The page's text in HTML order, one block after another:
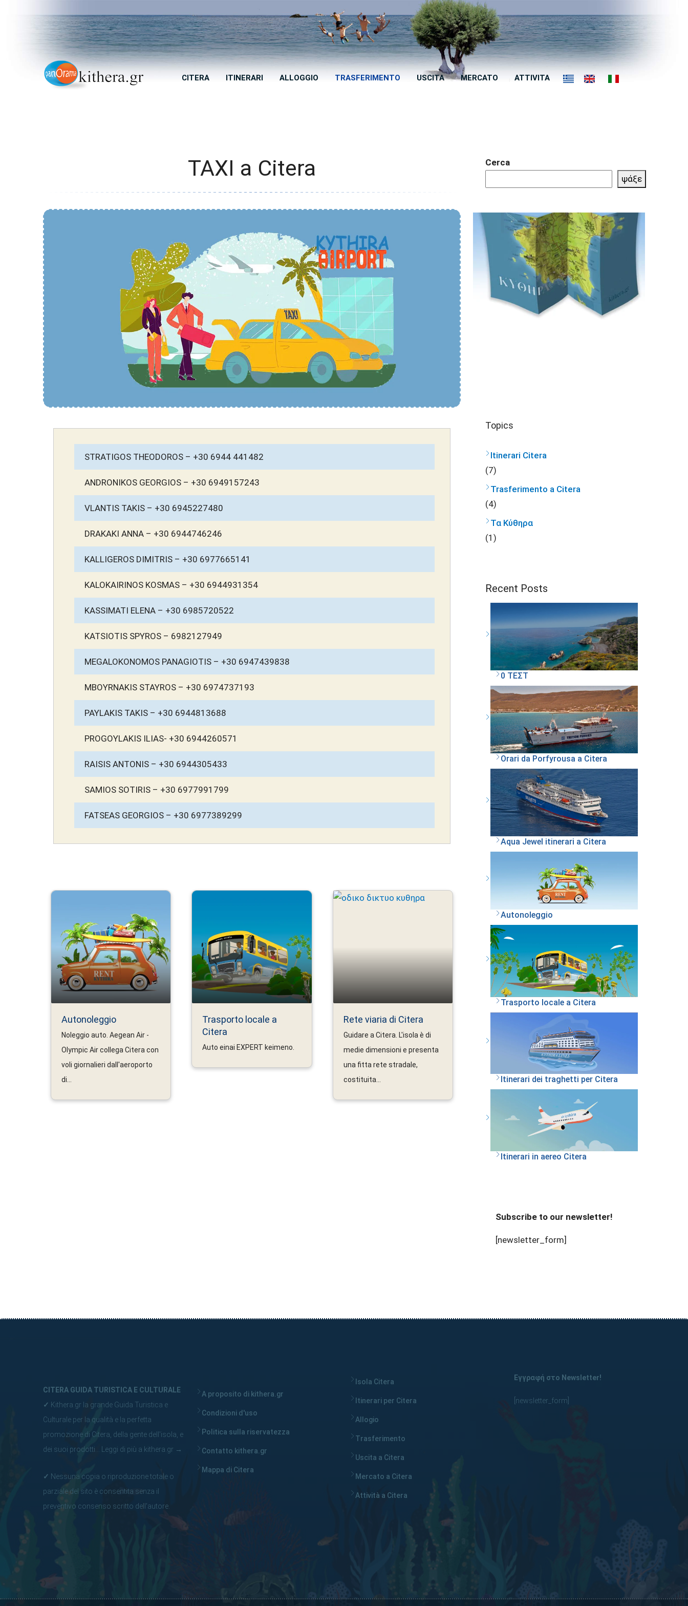
CITERA ITINERARI ALLOGGIO TRASFERIMENTO USCITA MERCATO ATTIVITA
TAXI a Citera
STRATIGOS THEODOROS – +30 6944 441482
ANDRONIKOS GEORGIOS – +30 6949157243
VLANTIS TAKIS – +30 6945227480
DRAKAKI ANNA – +30 6944746246
KALLIGEROS DIMITRIS – +30 6977665141
KALOKAIRINOS KOSMAS – +30 6944931354
KASSIMATI ELENA – +30 6985720522
KATSIOTIS SPYROS – 6982127949
MEGALOKONOMOS PANAGIOTIS – +30 6947439838
MBOYRNAKIS STAYROS – +30 6974737193
PAYLAKIS TAKIS – +30 6944813688
PROGOYLAKIS ILIAS- +30 6944260571
RAISIS ANTONIS – +30 6944305433
SAMIOS SOTIRIS – +30 6977991799
FATSEAS GEORGIOS – +30 6977389299
Autonoleggio
Noleggio auto. Aegean Air -
Olympic Air collega Citera con
voli giornalieri dall'aeroporto
di...
Trasporto locale a
Citera
Auto einai EXPERT keimeno.
Rete viaria di Citera
Guidare a Citera. L'isola è di
medie dimensioni e presenta
una fitta rete stradale,
costituita...
Cerca
ψάξε
Topics
Itinerari Citera
(7)
Trasferimento a Citera
(4)
Τα Κύθηρα
(1)
Recent Posts
0 ΤΕΣΤ
Orari da Porfyrousa a Citera
Aqua Jewel itinerari a Citera
Autonoleggio
Trasporto locale a Citera
Itinerari dei traghetti per Citera
Itinerari in aereo Citera
Subscribe to our newsletter!
[newsletter_form]
CITERA GUIDA TURISTICA E CULTURALE
✓ Kithera.gr la grande Guida Turistica e
Culturale per la qualità e la perfetta
promozione di Citera, della gente dell'isola, e
dei suoi prodotti... Leggi di più a kithera.gr →
✓ Nessuna copia o riproduzione totale o
parziale del sito è consentita senza il
preventivo consenso scritto dell'autore.
A proposito di kithera.gr
Condizioni d'uso
Politica sulla riservatezza
Contatto kithera.gr
Mappa di Citera
Isola Citera
Itinerari per Citera
Allogio
Trasferimento
Uscita a Citera
Mercato a Citera
Attività a Citera
Εγγραφή στο Newsletter!
[newsletter_form]